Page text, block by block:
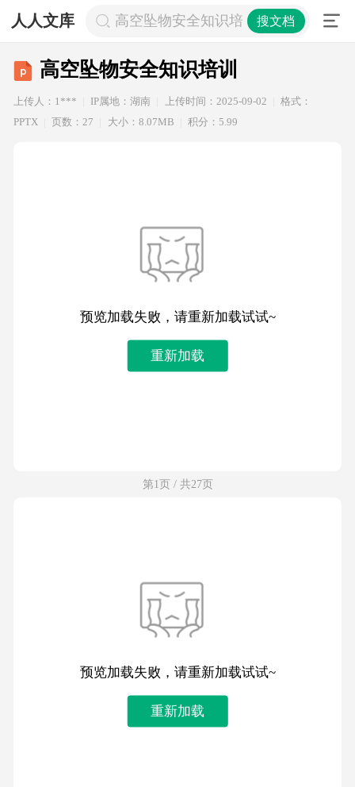
人人文库 高空坠物安全知识培训搜文档
高空坠物安全知识培训
上传人：1*** IP属地：湖南 上传时间：2025-09-02
格式：
PPTX
页数：27 大小：8.07MB 积分：5.99
预览加载失败，请重新加载试试~
重新加载
第1页 / 共27页
预览加载失败，请重新加载试试~
重新加载